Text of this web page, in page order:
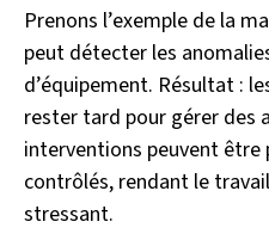
Prenons l’exemple de la
peut détecter les
d’équipement. Résultat :
rester tard pour gérer des
interventions peuvent être
contrôlés, rendant le
stressant.